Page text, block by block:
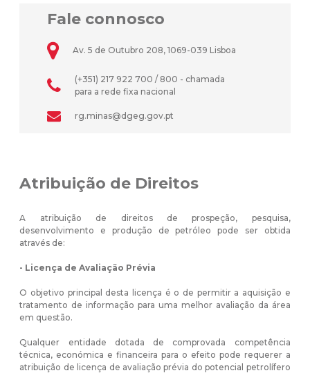
Fale connosco
Av. 5 de Outubro 208, 1069-039 Lisboa
(+351) 217 922 700 / 800 - chamada
para a rede fixa nacional
rg.minas@dgeg.gov.pt
Atribuição de Direitos
A atribuição de direitos de prospeção, pesquisa,
desenvolvimento e produção de petróleo pode ser obtida
através de:
- Licença de Avaliação Prévia
O objetivo principal desta licença é o de permitir a aquisição e
tratamento de informação para uma melhor avaliação da área
em questão.
Qualquer entidade dotada de comprovada competência
técnica, económica e financeira para o efeito pode requerer a
atribuição de licença de avaliação prévia do potencial petrolífero